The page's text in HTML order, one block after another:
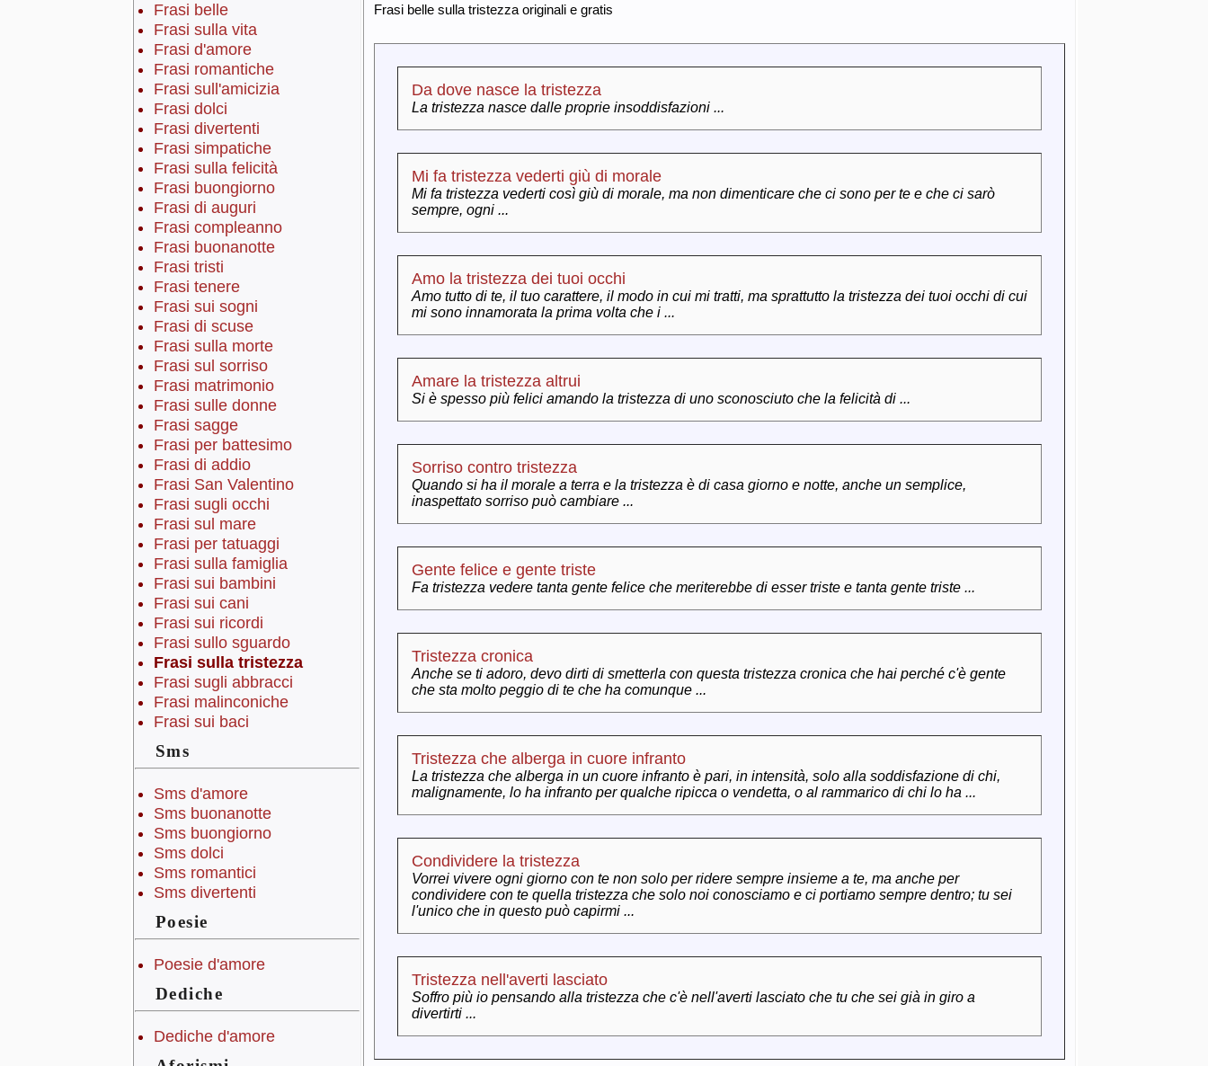
Frasi belle
Frasi sulla vita
Frasi d'amore
Frasi romantiche
Frasi sull'amicizia
Frasi dolci
Frasi divertenti
Frasi simpatiche
Frasi sulla felicità
Frasi buongiorno
Frasi di auguri
Frasi compleanno
Frasi buonanotte
Frasi tristi
Frasi tenere
Frasi sui sogni
Frasi di scuse
Frasi sulla morte
Frasi sul sorriso
Frasi matrimonio
Frasi sulle donne
Frasi sagge
Frasi per battesimo
Frasi di addio
Frasi San Valentino
Frasi sugli occhi
Frasi sul mare
Frasi per tatuaggi
Frasi sulla famiglia
Frasi sui bambini
Frasi sui cani
Frasi sui ricordi
Frasi sullo sguardo
Frasi sulla tristezza
Frasi sugli abbracci
Frasi malinconiche
Frasi sui baci
Sms
Sms d'amore
Sms buonanotte
Sms buongiorno
Sms dolci
Sms romantici
Sms divertenti
Poesie
Poesie d'amore
Dediche
Dediche d'amore
Frasi belle sulla tristezza originali e gratis
Da dove nasce la tristezza
La tristezza nasce dalle proprie insoddisfazioni ...
Mi fa tristezza vederti giù di morale
Mi fa tristezza vederti così giù di morale, ma non dimenticare che ci sono per te e che ci sarò
sempre, ogni ...
Amo la tristezza dei tuoi occhi
Amo tutto di te, il tuo carattere, il modo in cui mi tratti, ma sprattutto la tristezza dei tuoi occhi di cui
mi sono innamorata la prima volta che i ...
Amare la tristezza altrui
Si è spesso più felici amando la tristezza di uno sconosciuto che la felicità di ...
Sorriso contro tristezza
Quando si ha il morale a terra e la tristezza è di casa giorno e notte, anche un semplice,
inaspettato sorriso può cambiare ...
Gente felice e gente triste
Fa tristezza vedere tanta gente felice che meriterebbe di esser triste e tanta gente triste ...
Tristezza cronica
Anche se ti adoro, devo dirti di smetterla con questa tristezza cronica che hai perché c'è gente
che sta molto peggio di te che ha comunque ...
Tristezza che alberga in cuore infranto
La tristezza che alberga in un cuore infranto è pari, in intensità, solo alla soddisfazione di chi,
malignamente, lo ha infranto per qualche ripicca o vendetta, o al rammarico di chi lo ha ...
Condividere la tristezza
Vorrei vivere ogni giorno con te non solo per ridere sempre insieme a te, ma anche per
condividere con te quella tristezza che solo noi conosciamo e ci portiamo sempre dentro; tu sei
l'unico che in questo può capirmi ...
Tristezza nell'averti lasciato
Soffro più io pensando alla tristezza che c'è nell'averti lasciato che tu che sei già in giro a
divertirti ...